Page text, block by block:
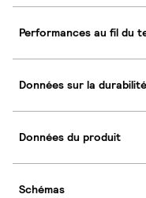
Performances au fil du
Données sur la durabilité
Données du produit
Schémas